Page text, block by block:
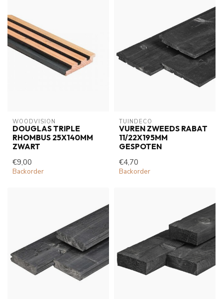
WOODVISION
DOUGLAS TRIPLE
RHOMBUS 25X140MM
ZWART
€9,00
Backorder
TUINDECO
VUREN ZWEEDS RABAT
11/22X195MM
GESPOTEN
€4,70
Backorder